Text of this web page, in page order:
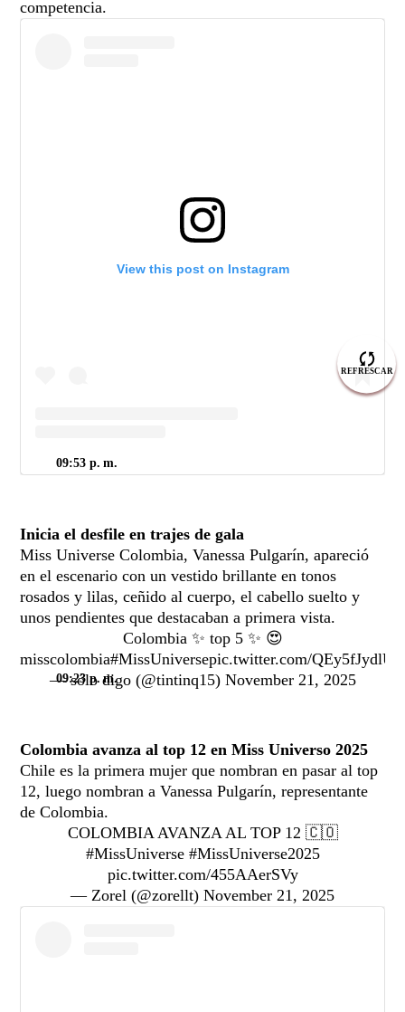
competencia.
View this post on Instagram
09:53 p. m.
Inicia el desfile en trajes de gala
Miss Universe Colombia, Vanessa Pulgarín, apareció
en el escenario con un vestido brillante en tonos
rosados y lilas, ceñido al cuerpo, el cabello suelto y
unos pendientes que destacaban a primera vista.
Colombia ✨ top 5 ✨ 😍
#misscolombia#MissUniversepic.twitter.com/QEy5fJydlU
— sólo digo (@tintinq15) November 21, 2025
09:23 p. m.
Colombia avanza al top 12 en Miss Universo 2025
Chile es la primera mujer que nombran en pasar al top
12, luego nombran a Vanessa Pulgarín, representante
de Colombia.
COLOMBIA AVANZA AL TOP 12 🇨🇴
#MissUniverse #MissUniverse2025
pic.twitter.com/455AAerSVy
— Zorel (@zorellt) November 21, 2025